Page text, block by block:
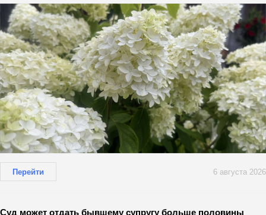
Перейти 6 августа 2026
Суд может отдать бывшему супругу больше половины